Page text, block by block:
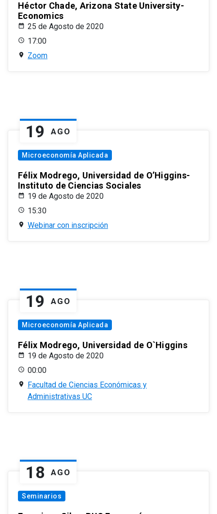
Héctor Chade, Arizona State University-
Economics
25 de Agosto de 2020
17:00
Zoom
19 AGO
Microeconomía Aplicada
Félix Modrego, Universidad de O’Higgins-
Instituto de Ciencias Sociales
19 de Agosto de 2020
15:30
Webinar con inscripción
19 AGO
Microeconomía Aplicada
Félix Modrego, Universidad de O`Higgins
19 de Agosto de 2020
00:00
Facultad de Ciencias Económicas y
Administrativas UC
18 AGO
Seminarios